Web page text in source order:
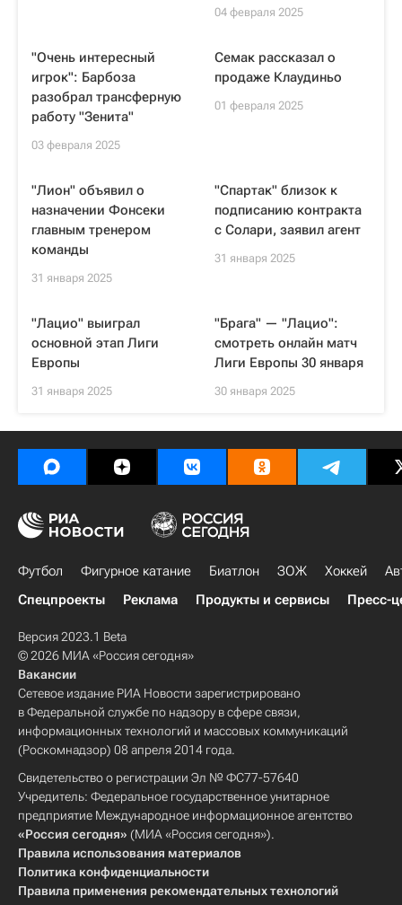
04 февраля 2025
"Очень интересный
игрок": Барбоза
разобрал трансферную
работу "Зенита"
03 февраля 2025
Семак рассказал о
продаже Клаудиньо
01 февраля 2025
"Лион" объявил о
назначении Фонсеки
главным тренером
команды
31 января 2025
"Спартак" близок к
подписанию контракта
с Солари, заявил агент
31 января 2025
"Лацио" выиграл
основной этап Лиги
Европы
31 января 2025
"Брага" — "Лацио":
смотреть онлайн матч
Лиги Европы 30 января
30 января 2025
Футбол Фигурное катание Биатлон ЗОЖ Хоккей
Спецпроекты
Реклама Продукты и сервисы Пресс-
Версия 2023.1 Beta
© 2026 МИА «Россия сегодня»
Вакансии
Сетевое издание РИА Новости зарегистрировано
в Федеральной службе по надзору в сфере связи,
информационных технологий и массовых коммуникаций
(Роскомнадзор) 08 апреля 2014 года.
Свидетельство о регистрации Эл № ФС77-57640
Учредитель: Федеральное государственное унитарное
предприятие Международное информационное агентство
«Россия сегодня» (МИА «Россия сегодня»).
Правила использования материалов
Политика конфиденциальности
Правила применения рекомендательных технологий